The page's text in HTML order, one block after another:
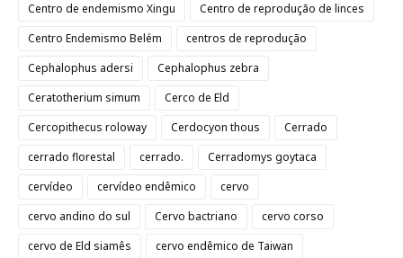
Centro de endemismo Xingu
Centro de reprodução de linces
Centro Endemismo Belém
centros de reprodução
Cephalophus adersi
Cephalophus zebra
Ceratotherium simum
Cerco de Eld
Cercopithecus roloway
Cerdocyon thous
Cerrado
cerrado florestal
cerrado.
Cerradomys goytaca
cervídeo
cervídeo endêmico
cervo
cervo andino do sul
Cervo bactriano
cervo corso
cervo de Eld siamês
cervo endêmico de Taiwan